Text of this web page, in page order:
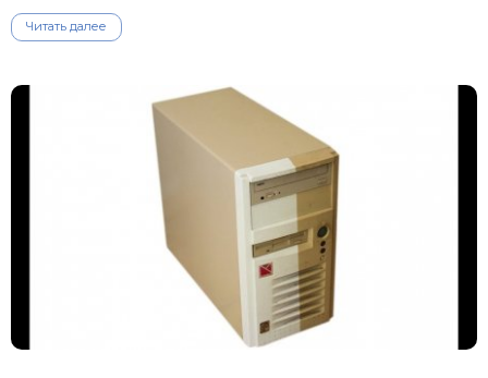
Читать далее